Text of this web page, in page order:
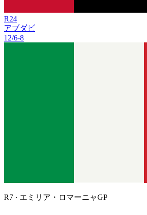
R24
アブダビ
12/6-8
R7 · エミリア・ロマーニャGP